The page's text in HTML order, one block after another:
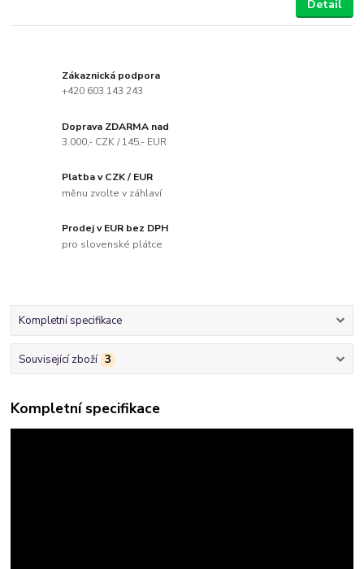
Detail
Zákaznická podpora
+420 603 143 243
Doprava ZDARMA nad
3.000,- CZK / 145,- EUR
Platba v CZK / EUR
měnu zvolte v záhlaví
Prodej v EUR bez DPH
pro slovenské plátce
Kompletní specifikace
Související zboží 3
Kompletní specifikace